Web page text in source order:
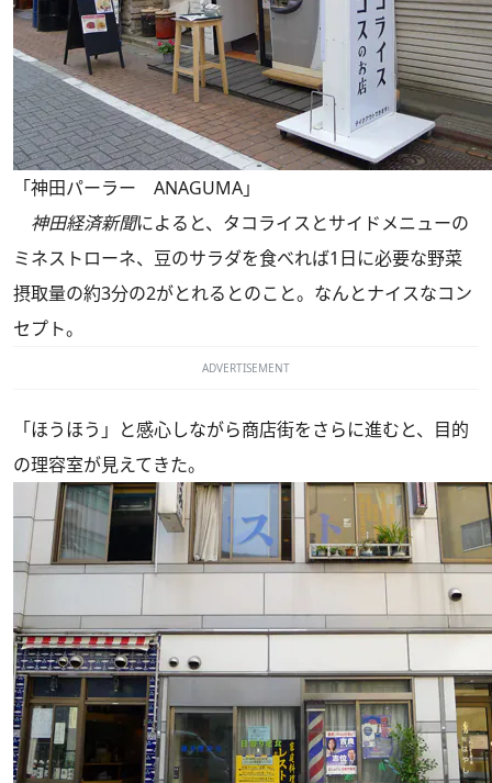
「神田パーラー ANAGUMA」
神田経済新聞によると、タコライスとサイドメニューの
ミネストローネ、豆のサラダを食べれば1日に必要な野菜
摂取量の約3分の2がとれるとのこと。なんとナイスなコン
セプト。
ADVERTISEMENT
「ほうほう」と感心しながら商店街をさらに進むと、目的
の理容室が見えてきた。